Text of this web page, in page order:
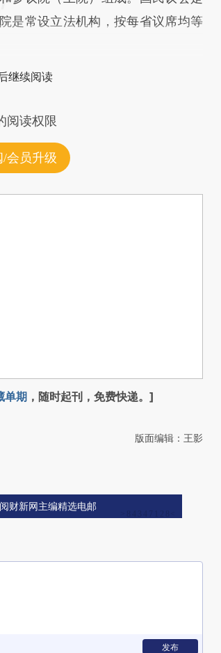
是常设立法机构，按每省议席均等
继续阅读
阅读权限
/会员升级
单期 ，随时起刊，免费快递。]
版面编辑：王影
财新网主编精选电邮
发布